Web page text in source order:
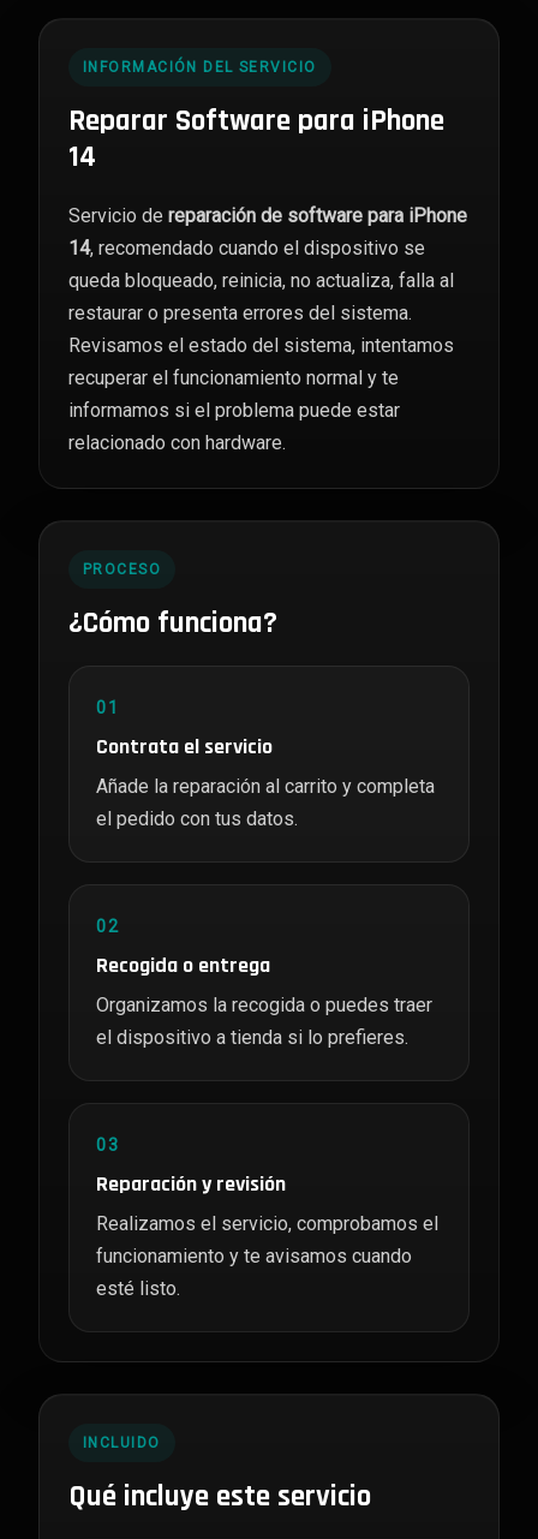
INFORMACIÓN DEL SERVICIO
Reparar Software para iPhone
14
Servicio de reparación de software para iPhone
14, recomendado cuando el dispositivo se
queda bloqueado, reinicia, no actualiza, falla al
restaurar o presenta errores del sistema.
Revisamos el estado del sistema, intentamos
recuperar el funcionamiento normal y te
informamos si el problema puede estar
relacionado con hardware.
PROCESO
¿Cómo funciona?
01
Contrata el servicio
Añade la reparación al carrito y completa
el pedido con tus datos.
02
Recogida o entrega
Organizamos la recogida o puedes traer
el dispositivo a tienda si lo prefieres.
03
Reparación y revisión
Realizamos el servicio, comprobamos el
funcionamiento y te avisamos cuando
esté listo.
INCLUIDO
Qué incluye este servicio